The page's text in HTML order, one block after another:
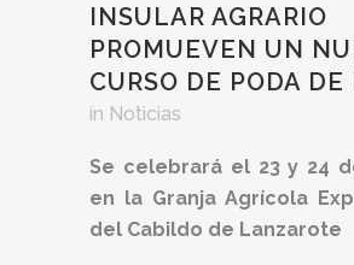
INSULAR AGRARIO
PROMUEVEN UN
CURSO DE PODA DE
in Noticias
Se celebrará el 23 y 24
en la Granja Agrícola
del Cabildo de Lanzarote